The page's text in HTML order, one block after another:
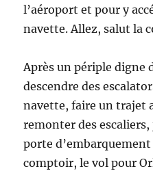
l’aéroport et pour y
navette. Allez, salut la
Après un périple digne
descendre des
navette, faire un trajet
remonter des
porte
comptoir, le vol pour